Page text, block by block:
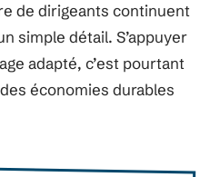
de dirigeants continuent
simple détail. S’appuyer
adapté, c’est pourtant
économies durables